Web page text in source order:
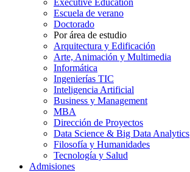
Executive Education
Escuela de verano
Doctorado
Por área de estudio
Arquitectura y Edificación
Arte, Animación y Multimedia
Informática
Ingenierías TIC
Inteligencia Artificial
Business y Management
MBA
Dirección de Proyectos
Data Science & Big Data Analytics
Filosofía y Humanidades
Tecnología y Salud
Admisiones